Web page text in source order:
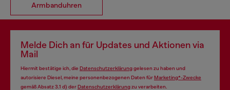
Armbanduhren
Melde Dich an für Updates und Aktionen via
Mail
Hiermit bestätige ich, die Datenschutzerklärunggelesen zu haben und
autorisiere Diesel, meine personenbezogenen Daten fürMarketing*-Zwecke
gemäß Absatz 3.1 d) derDatenschutzerklärungzu verarbeiten.